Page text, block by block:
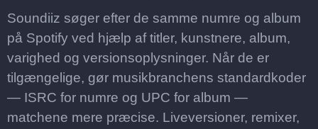
Soundiiz søger efter de samme numre og album
på Spotify ved hjælp af titler, kunstnere, album,
varighed og versionsoplysninger. Når de er
tilgængelige, gør musikbranchens standardkoder
— ISRC for numre og UPC for album —
matchene mere præcise. Liveversioner, remixer,